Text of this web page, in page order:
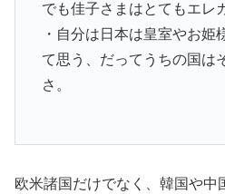
でも佳子さまはとてもエレ
・自分は日本は皇室やお姫
て思う、だってうちの国は
さ。
欧米諸国だけでなく、韓国や中